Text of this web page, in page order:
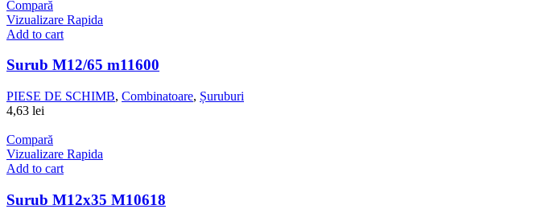
Compară
Vizualizare Rapida
Add to cart
Surub M12/65 m11600
PIESE DE SCHIMB, Combinatoare, Șuruburi
4,63 lei
Compară
Vizualizare Rapida
Add to cart
Surub M12x35 M10618